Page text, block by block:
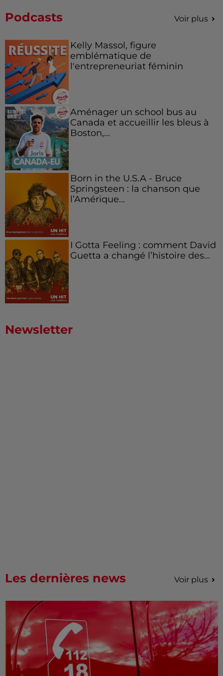
Podcasts Voir plus
Kelly Massol, figure
emblématique de
l'entrepreneuriat féminin
Aménager un school bus au
Canada et accueillir les bleus à
Boston,...
Born in the U.S.A - Bruce
Springsteen : la chanson que
l’Amérique...
I Gotta Feeling : comment David
Guetta a changé l’histoire des...
Newsletter
Les dernières news Voir plus